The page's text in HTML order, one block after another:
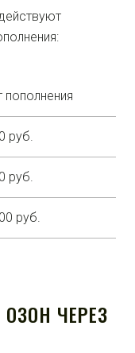
пополнения
руб.
руб.
руб.
ЧЕРЕЗ